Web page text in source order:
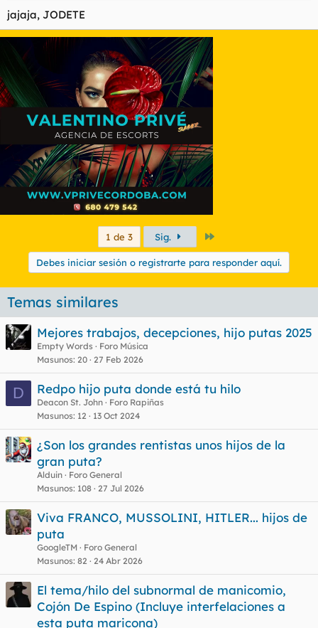
jajaja, JODETE
1 de 3 Sig.
Debes iniciar sesión o registrarte para responder aquí.
Temas similares
Mejores trabajos, decepciones, hijo putas 2025
Empty Words
Foro Música
Masunos 20 27 Feb 2026
D Redpo hijo puta donde está tu hilo
Deacon St. John
Foro Rapiñas
Masunos 12 13 Oct 2024
¿Son los grandes rentistas unos hijos de la
gran puta?
Alduin
Foro General
Masunos 108 27 Jul 2026
Viva FRANCO, MUSSOLINI, HITLER... hijos de
puta
GoogleTM
Foro General
Masunos 82 24 Abr 2026
El tema/hilo del subnormal de manicomio,
Cojón De Espino (Incluye interfelaciones a
esta puta maricona)